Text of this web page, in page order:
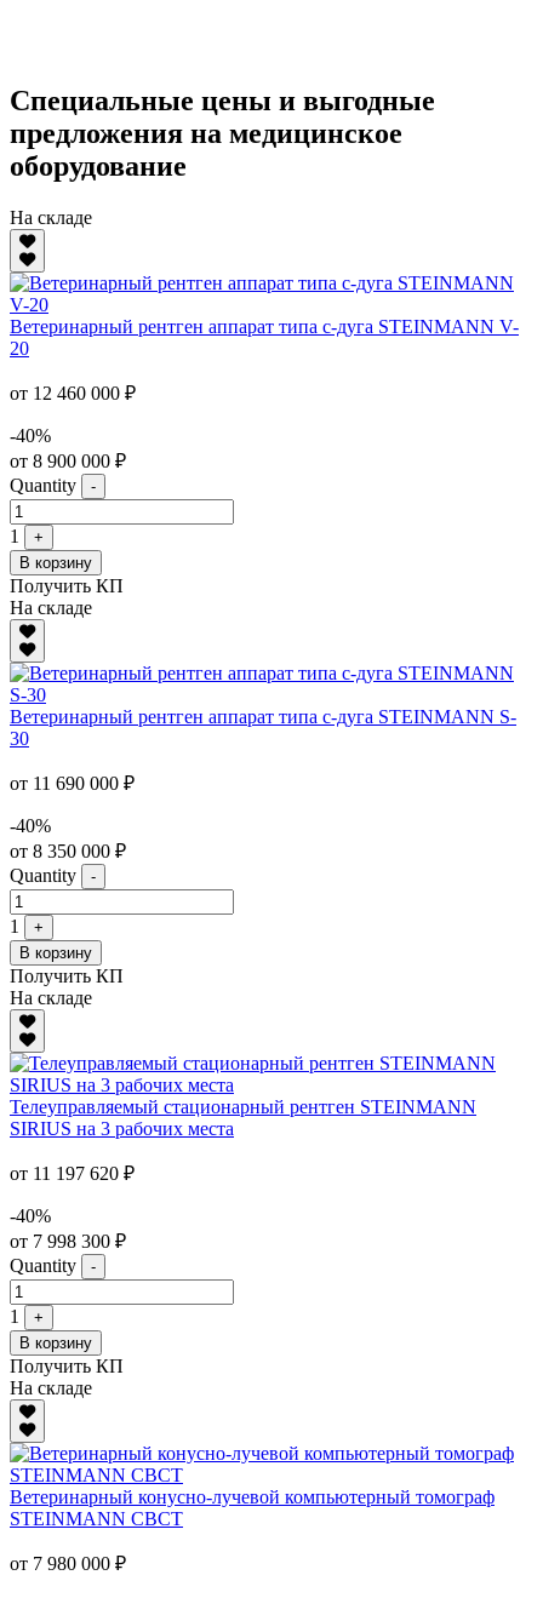
Специальные цены и выгодные
предложения на медицинское
оборудование
На складе
Ветеринарный рентген аппарат типа с-дуга STEINMANN V-
20
от 12 460 000 ₽
-40%
от 8 900 000 ₽
Quantity
-
1
+
В корзину
Получить КП
На складе
Ветеринарный рентген аппарат типа с-дуга STEINMANN S-
30
от 11 690 000 ₽
-40%
от 8 350 000 ₽
Quantity
-
1
+
В корзину
Получить КП
На складе
Телеуправляемый стационарный рентген STEINMANN
SIRIUS на 3 рабочих места
от 11 197 620 ₽
-40%
от 7 998 300 ₽
Quantity
-
1
+
В корзину
Получить КП
На складе
Ветеринарный конусно-лучевой компьютерный томограф
STEINMANN CBCT
от 7 980 000 ₽